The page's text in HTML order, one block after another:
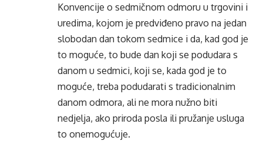
Konvencije o sedmičnom odmoru u trgovini i
uredima, kojom je predviđeno pravo na jedan
slobodan dan tokom sedmice i da, kad god je
to moguće, to bude dan koji se podudara s
danom u sedmici, koji se, kada god je to
moguće, treba podudarati s tradicionalnim
danom odmora, ali ne mora nužno biti
nedjelja, ako priroda posla ili pružanje usluga
to onemogućuje.